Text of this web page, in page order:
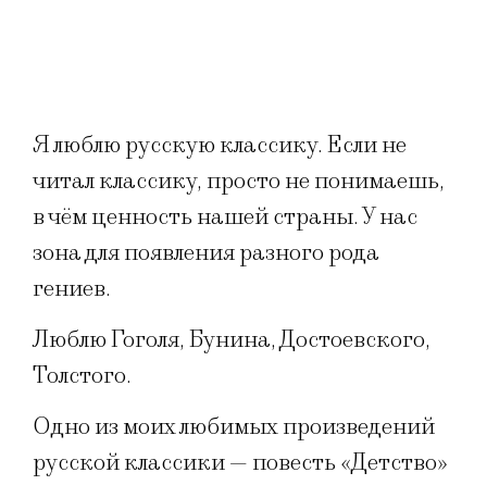
Я люблю русскую классику. Если не
читал классику, просто не понимаешь,
в чём ценность нашей страны. У нас
зона для появления разного рода
гениев.
Люблю Гоголя, Бунина, Достоевского,
Толстого.
Одно из моих любимых произведений
русской классики — повесть «Детство»